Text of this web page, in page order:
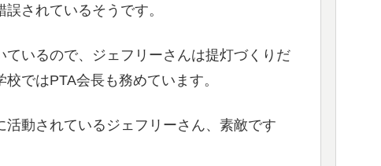
されているそうです。
いるので、ジェフリーさんは提灯づくりだ
ではPTA会長も務めています。
動されているジェフリーさん、素敵です